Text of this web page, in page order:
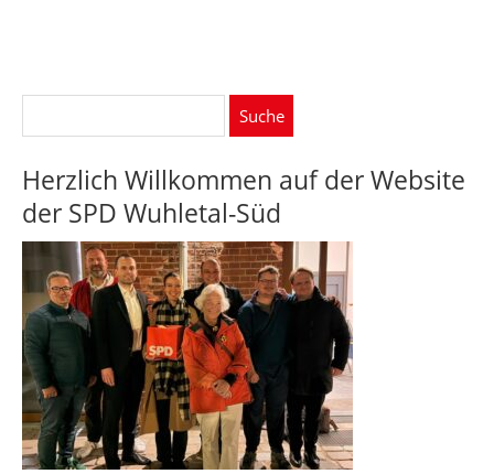
Herzlich Willkommen auf der Website
der SPD Wuhletal-Süd